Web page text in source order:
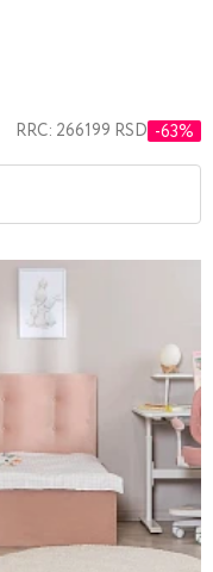
RRC: 266199 RSD -63%